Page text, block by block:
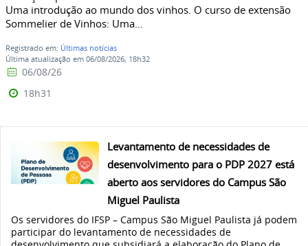
Uma introdução ao mundo dos vinhos. O curso de extensão
Sommelier de Vinhos: Uma...
Registrado em: Últimas notícias
Última atualização em 06/08/2026, 18h32
06/08/26
18h31
Levantamento de necessidades de
desenvolvimento para o PDP 2027 está
aberto aos servidores do Campus São
Miguel Paulista
Os servidores do IFSP – Campus São Miguel Paulista já podem
participar do levantamento de necessidades de